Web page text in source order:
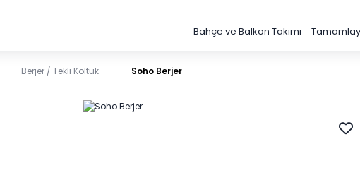
Bahçe ve Balkon Takımı
Berjer / Tekli Koltuk Soho Berjer